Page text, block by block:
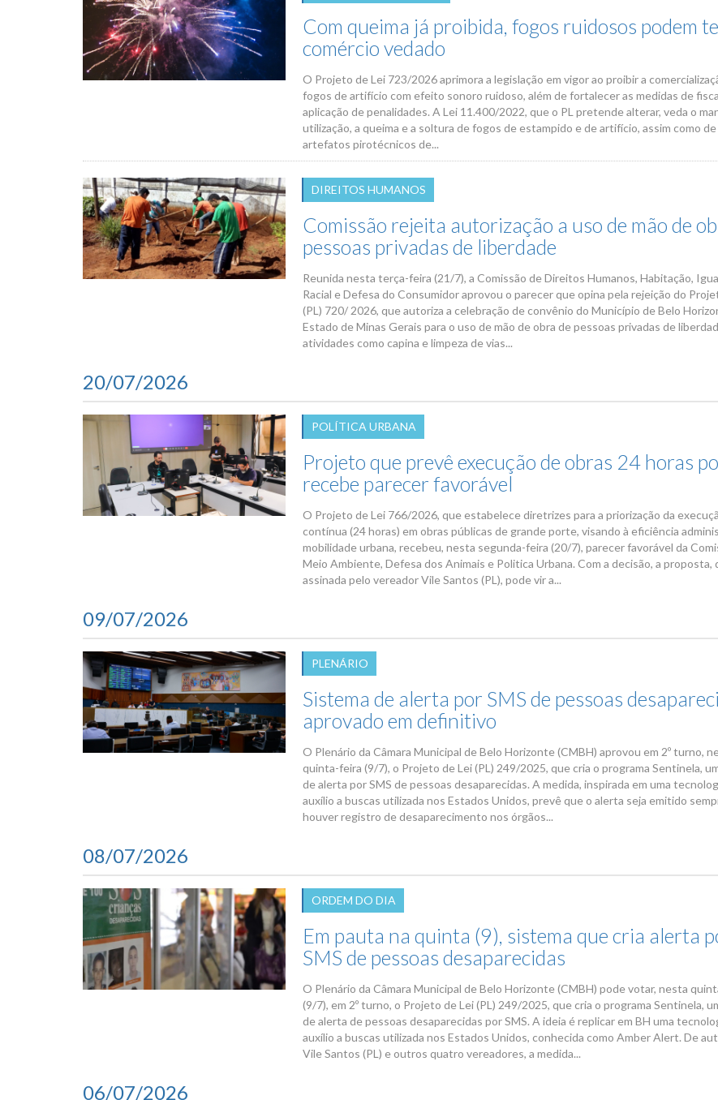
Com queima já proibida, fogos ruidosos podem
comércio vedado
O Projeto de Lei 723/2026 aprimora a legislação em vigor ao proibir a
fogos de artifício com efeito sonoro ruidoso, além de fortalecer as medidas de
aplicação de penalidades. A Lei 11.400/2022, que o PL pretende alterar, veda o
utilização, a queima e a soltura de fogos de estampido e de artifício, assim como
artefatos pirotécnicos de...
DIREITOS HUMANOS
Comissão rejeita autorização a uso de mão de
pessoas privadas de liberdade
Reunida nesta terça-feira (21/7), a Comissão de Direitos Humanos, Habitação,
Racial e Defesa do Consumidor aprovou o parecer que opina pela rejeição do
(PL) 720/ 2026, que autoriza a celebração de convênio do Município de Belo
Estado de Minas Gerais para o uso de mão de obra de pessoas privadas de
atividades como capina e limpeza de vias...
20/07/2026
POLÍTICA URBANA
Projeto que prevê execução de obras 24 horas
recebe parecer favorável
O Projeto de Lei 766/2026, que estabelece diretrizes para a priorização da
contínua (24 horas) em obras públicas de grande porte, visando à eficiência
mobilidade urbana, recebeu, nesta segunda-feira (20/7), parecer favorável da
Meio Ambiente, Defesa dos Animais e Politica Urbana. Com a decisão, a proposta,
assinada pelo vereador Vile Santos (PL), pode vir a...
09/07/2026
PLENÁRIO
Sistema de alerta por SMS de pessoas
aprovado em definitivo
O Plenário da Câmara Municipal de Belo Horizonte (CMBH) aprovou em 2º turno,
quinta-feira (9/7), o Projeto de Lei (PL) 249/2025, que cria o programa Sentinela,
de alerta por SMS de pessoas desaparecidas. A medida, inspirada em uma
auxílio a buscas utilizada nos Estados Unidos, prevê que o alerta seja emitido
houver registro de desaparecimento nos órgãos...
08/07/2026
ORDEM DO DIA
Em pauta na quinta (9), sistema que cria alerta
SMS de pessoas desaparecidas
O Plenário da Câmara Municipal de Belo Horizonte (CMBH) pode votar, nesta
(9/7), em 2º turno, o Projeto de Lei (PL) 249/2025, que cria o programa Sentinela,
de alerta de pessoas desaparecidas por SMS. A ideia é replicar em BH uma
auxílio a buscas utilizada nos Estados Unidos, conhecida como Amber Alert. De
Vile Santos (PL) e outros quatro vereadores, a medida...
06/07/2026